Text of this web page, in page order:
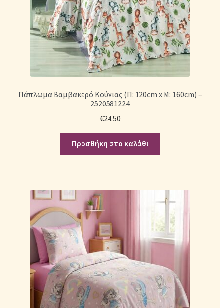
Πάπλωμα Βαμβακερό Κούνιας (Π: 120cm x Μ: 160cm) –
2520581224
€24.50
Προσθήκη στο καλάθι